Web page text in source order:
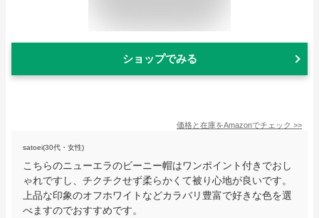
ショップでみる
価格と在庫をAmazonでチェック >>
satoei(30代・女性)
こちらのニューエラのビーニー帽はワンポイント付きでおし
ゃれですし、チクチクせず柔らかくて被り心地が良いです。
上品な印象のオフホワイトなどカラバリ豊富で好きな色を選
べますのでおすすめです。